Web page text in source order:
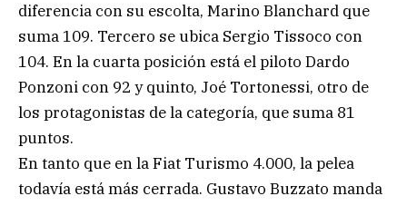
diferencia con su escolta, Marino Blanchard que
suma 109. Tercero se ubica Sergio Tissoco con
104. En la cuarta posición está el piloto Dardo
Ponzoni con 92 y quinto, Joé Tortonessi, otro de
los protagonistas de la categoría, que suma 81
puntos.
En tanto que en la Fiat Turismo 4.000, la pelea
todavía está más cerrada. Gustavo Buzzato manda